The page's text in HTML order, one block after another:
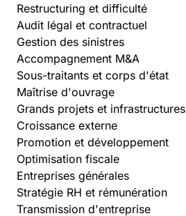
Restructuring et difficulté
Audit légal et contractuel
Gestion des sinistres
Accompagnement M&A
Sous-traitants et corps d'état
Maîtrise d'ouvrage
Grands projets et infrastructures
Croissance externe
Promotion et développement
Optimisation fiscale
Entreprises générales
Stratégie RH et rémunération
Transmission d'entreprise